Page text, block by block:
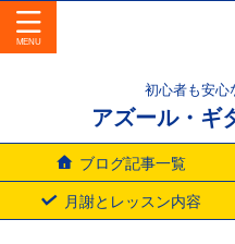
初心者も安心
アズール・ギ
ブログ記事一覧
月謝とレッスン内容